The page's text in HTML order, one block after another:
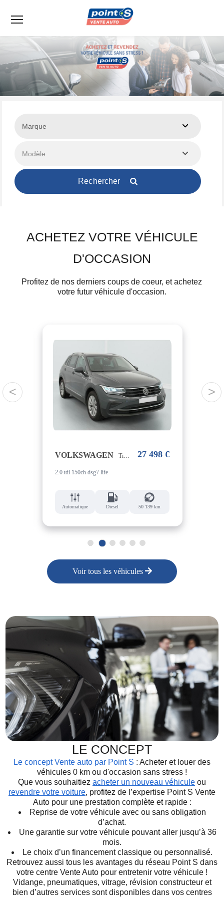
Rechercher
ACHETEZ VOTRE VÉHICULE
D'OCCASION
Profitez de nos derniers coups de coeur, et achetez
votre futur véhicule d'occasion.
<
VOLKSWAGEN Tiguan 27 498 €
2.0 tdi 150ch dsg7 life
Automatique Diesel 50 139 km
>
2
Voir tous les véhicules
LE CONCEPT
Le concept Vente auto par Point S : Acheter et louer des
véhicules 0 km ou d'occasion sans stress !
Que vous souhaitiez acheter un nouveau véhicule ou
revendre votre voiture, profitez de l’expertise Point S Vente
Auto pour une prestation complète et rapide :
Reprise de votre véhicule avec ou sans obligation
d’achat.
Une garantie sur votre véhicule pouvant aller jusqu’à 36
mois.
Le choix d’un financement classique ou personnalisé.
Retrouvez aussi tous les avantages du réseau Point S dans
votre centre Vente Auto pour entretenir votre véhicule !
Vidange, pneumatiques, vitrage, révision constructeur et
bien d’autres services sont disponibles dans vos centres